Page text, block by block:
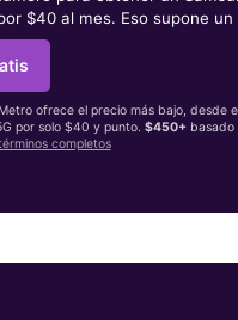
$40 al mes. Eso supone
ofrece el precio más bajo, desde
por solo $40 y punto. $450+basado
completos